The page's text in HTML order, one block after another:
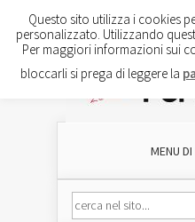
MENU
Questo sito utilizza i cookies
personalizzato. Utilizzando
Per maggiori informazioni sui
bloccarli si prega di leggere la